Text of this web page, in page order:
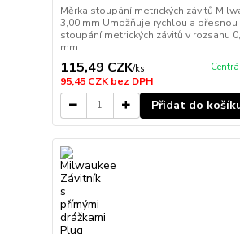
Měrka stoupání metrických závitů
3,00 mm Umožňuje rychlou a
stoupání metrických závitů v rozsahu
mm. ...
115,49 CZK/ks
95,45 CZKbez DPH
Přidat do